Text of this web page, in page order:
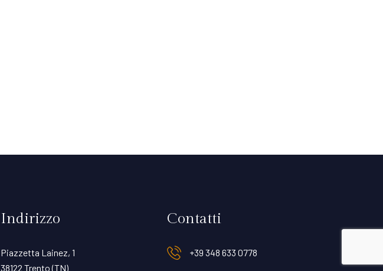
Indirizzo
Piazzetta Lainez, 1
38122 Trento (TN)
Contatti
+39 348 633 0778